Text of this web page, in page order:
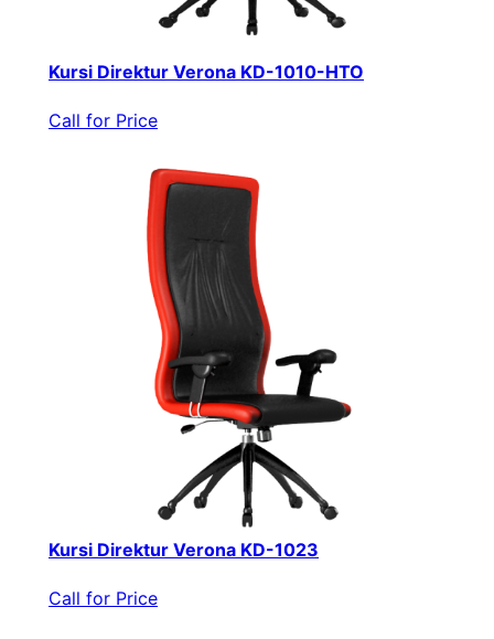
Kursi Direktur Verona KD-1010-HTO
Call for Price
Kursi Direktur Verona KD-1023
Call for Price